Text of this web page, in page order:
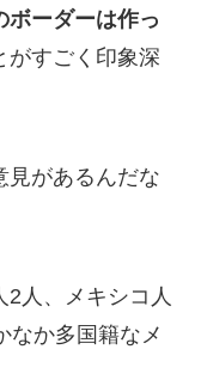
ボーダーは作っ
がすごく印象深
見があるんだな
2人、メキシコ人
なか多国籍なメ